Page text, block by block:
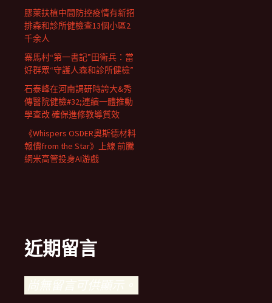
膠萊扶植中間防控疫情有新招
排森和診所健檢查13個小區2
千余人
寨馬村“第一書記”田衛兵：當
好群眾“守護人森和診所健檢”
石泰峰在河南調研時誇大&秀
傳醫院健檢#32;連續一體推動
學查改 確保進修教導質效
《Whispers OSDER奧斯德材料
報價from the Star》上線 前騰
網米高管投身AI游戲
近期留言
尚無留言可供顯示。